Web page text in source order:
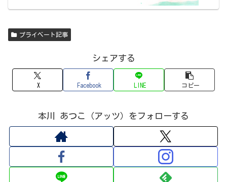
プライベート記事
シェアする
X Facebook LINE コピー
本川 あつこ（アッツ）をフォローする